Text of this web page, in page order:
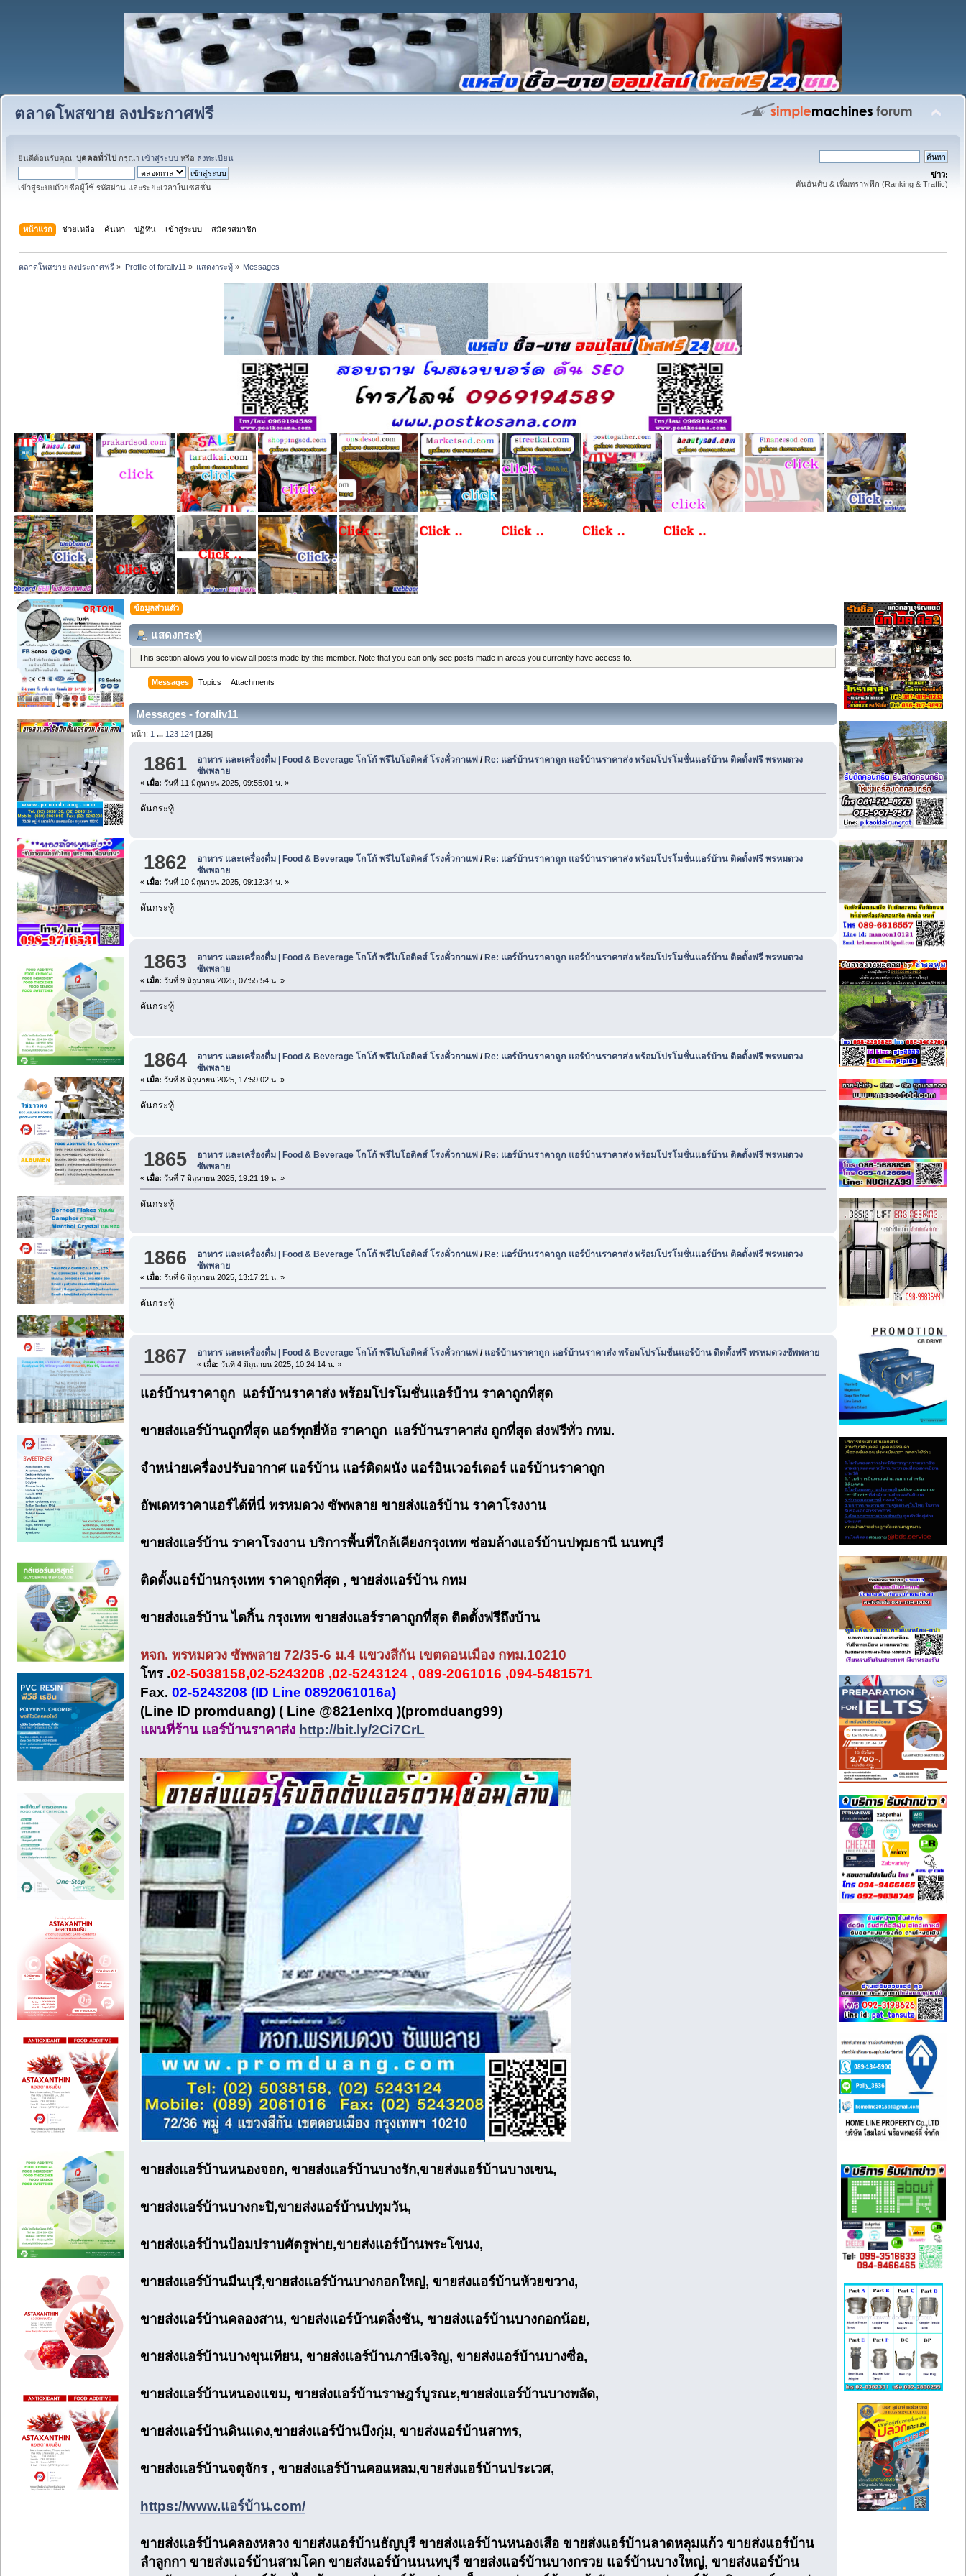
ตลาดโพสขาย ลงประกาศฟรี
ยินดีต้อนรับคุณ, บุคคลทั่วไป กรุณา เข้าสู่ระบบ หรือ ลงทะเบียน
เข้าสู่ระบบด้วยชื่อผู้ใช้ รหัสผ่าน และระยะเวลาในเซสชั่น
ข่าว:
ดันอันดับ & เพิ่มทราฟฟิก (Ranking & Traffic)
หน้าแรก ช่วยเหลือ ค้นหา ปฏิทิน เข้าสู่ระบบ สมัครสมาชิก
ตลาดโพสขาย ลงประกาศฟรี » Profile of foraliv11 » แสดงกระทู้» Messages
ข้อมูลส่วนตัว
แสดงกระทู้
This section allows you to view all posts made by this member. Note that you can only see posts made in areas you currently have access to.
Messages Topics Attachments
Messages - foraliv11
หน้า: 1 ... 123 124 [125]
1861 อาหาร และเครื่องดื่ม | Food & Beverage โกโก้ พรีไบโอติคส์ โรงคั่วกาแฟ / Re: แอร์บ้านราคาถูก แอร์บ้านราคาส่ง พร้อมโปรโมชั่นแอร์บ้าน ติดตั้งฟรี พรหมดวง
ซัพพลาย
« เมื่อ: วันที่ 11 มิถุนายน 2025, 09:55:01 น. »
ดันกระทู้
1862 อาหาร และเครื่องดื่ม | Food & Beverage โกโก้ พรีไบโอติคส์ โรงคั่วกาแฟ /Re: แอร์บ้านราคาถูก แอร์บ้านราคาส่ง พร้อมโปรโมชั่นแอร์บ้าน ติดตั้งฟรี พรหมดวง
ซัพพลาย
« เมื่อ: วันที่ 10 มิถุนายน 2025, 09:12:34 น. »
ดันกระทู้
1863 อาหาร และเครื่องดื่ม | Food & Beverage โกโก้ พรีไบโอติคส์ โรงคั่วกาแฟ / Re: แอร์บ้านราคาถูก แอร์บ้านราคาส่ง พร้อมโปรโมชั่นแอร์บ้าน ติดตั้งฟรี พรหมดวง
ซัพพลาย
« เมื่อ: วันที่ 9 มิถุนายน 2025, 07:55:54 น. »
ดันกระทู้
1864 อาหาร และเครื่องดื่ม | Food & Beverage โกโก้ พรีไบโอติคส์ โรงคั่วกาแฟ /Re: แอร์บ้านราคาถูก แอร์บ้านราคาส่ง พร้อมโปรโมชั่นแอร์บ้าน ติดตั้งฟรี พรหมดวง
ซัพพลาย
« เมื่อ: วันที่ 8 มิถุนายน 2025, 17:59:02 น. »
ดันกระทู้
1865 อาหาร และเครื่องดื่ม | Food & Beverage โกโก้ พรีไบโอติคส์ โรงคั่วกาแฟ / Re: แอร์บ้านราคาถูก แอร์บ้านราคาส่ง พร้อมโปรโมชั่นแอร์บ้าน ติดตั้งฟรี พรหมดวง
ซัพพลาย
« เมื่อ: วันที่ 7 มิถุนายน 2025, 19:21:19 น. »
ดันกระทู้
1866 อาหาร และเครื่องดื่ม | Food & Beverage โกโก้ พรีไบโอติคส์ โรงคั่วกาแฟ /Re: แอร์บ้านราคาถูก แอร์บ้านราคาส่ง พร้อมโปรโมชั่นแอร์บ้าน ติดตั้งฟรี พรหมดวง
ซัพพลาย
« เมื่อ: วันที่ 6 มิถุนายน 2025, 13:17:21 น. »
ดันกระทู้
1867 อาหาร และเครื่องดื่ม | Food & Beverage โกโก้ พรีไบโอติคส์ โรงคั่วกาแฟ / แอร์บ้านราคาถูก แอร์บ้านราคาส่ง พร้อมโปรโมชั่นแอร์บ้าน ติดตั้งฟรี พรหมดวงซัพพลาย
«เมื่อ: วันที่ 4 มิถุนายน 2025, 10:24:14 น. »
แอร์บ้านราคาถูก แอร์บ้านราคาส่ง พร้อมโปรโมชั่นแอร์บ้าน ราคาถูกที่สุด
ขายส่งแอร์บ้านถูกที่สุด แอร์ทุกยี่ห้อ ราคาถูก แอร์บ้านราคาส่ง ถูกที่สุด ส่งฟรีทั่ว กทม.
จำหน่ายเครื่องปรับอากาศ แอร์บ้าน แอร์ติดผนัง แอร์อินเวอร์เตอร์ แอร์บ้านราคาถูก
อัพเดทราคาแอร์ได้ที่นี่ พรหมดวง ซัพพลาย ขายส่งแอร์บ้าน ราคาโรงงาน
ขายส่งแอร์บ้าน ราคาโรงงาน บริการพื้นที่ใกล้เคียงกรุงเทพ ซ่อมล้างแอร์บ้านปทุมธานี นนทบุรี
ติดตั้งแอร์บ้านกรุงเทพ ราคาถูกที่สุด , ขายส่งแอร์บ้าน กทม
ขายส่งแอร์บ้าน ไดกิ้น กรุงเทพ ขายส่งแอร์ราคาถูกที่สุด ติดตั้งฟรีถึงบ้าน
หจก. พรหมดวง ซัพพลาย 72/35-6 ม.4 แขวงสีกัน เขตดอนเมือง กทม.10210
โทร .02-5038158,02-5243208 ,02-5243124 , 089-2061016 ,094-5481571
Fax. 02-5243208 (ID Line 0892061016a)
(Line ID promduang) ( Line @821enIxq )(promduang99)
แผนที่ร้าน แอร์บ้านราคาส่ง http://bit.ly/2Ci7CrL
ขายส่งแอร์บ้านหนองจอก, ขายส่งแอร์บ้านบางรัก,ขายส่งแอร์บ้านบางเขน,
ขายส่งแอร์บ้านบางกะปิ,ขายส่งแอร์บ้านปทุมวัน,
ขายส่งแอร์บ้านป้อมปราบศัตรูพ่าย,ขายส่งแอร์บ้านพระโขนง,
ขายส่งแอร์บ้านมีนบุรี,ขายส่งแอร์บ้านบางกอกใหญ่, ขายส่งแอร์บ้านห้วยขวาง,
ขายส่งแอร์บ้านคลองสาน, ขายส่งแอร์บ้านตลิ่งชัน, ขายส่งแอร์บ้านบางกอกน้อย,
ขายส่งแอร์บ้านบางขุนเทียน, ขายส่งแอร์บ้านภาษีเจริญ, ขายส่งแอร์บ้านบางซื่อ,
ขายส่งแอร์บ้านหนองแขม, ขายส่งแอร์บ้านราษฎร์บูรณะ,ขายส่งแอร์บ้านบางพลัด,
ขายส่งแอร์บ้านดินแดง,ขายส่งแอร์บ้านบึงกุ่ม, ขายส่งแอร์บ้านสาทร,
ขายส่งแอร์บ้านจตุจักร , ขายส่งแอร์บ้านคอแหลม,ขายส่งแอร์บ้านประเวศ,
https://www.แอร์บ้าน.com/
ขายส่งแอร์บ้านคลองหลวง ขายส่งแอร์บ้านธัญบุรี ขายส่งแอร์บ้านหนองเสือ ขายส่งแอร์บ้านลาดหลุมแก้ว ขายส่งแอร์บ้าน
ลำลูกกา ขายส่งแอร์บ้านสามโคก ขายส่งแอร์บ้านนนทบุรี ขายส่งแอร์บ้านบางกรวย แอร์บ้านบางใหญ่, ขายส่งแอร์บ้าน